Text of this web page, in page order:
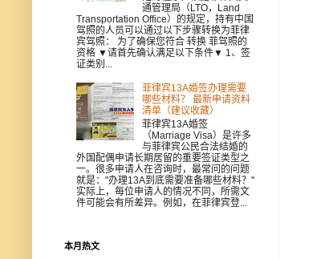
通管理局（LTO，Land
Transportation Office）的规定，持有中国
驾照的人员可以通过以下步骤转换为菲律
宾驾照： 为了确保您符合 转换 菲驾照的
资格 ▼请首先确认满足以下条件▼ 1、签
证类别...
菲律宾13A婚签办理需要
哪些材料？ 最新申请资料
清单（建议收藏）
菲律宾13A婚签
（Marriage Visa）是许多
与菲律宾公民合法结婚的
外国配偶申请长期居留的重要签证类型之
一。很多申请人在咨询时，最常问的问题
就是："办理13A到底需要准备哪些材料？"
实际上，每位申请人的情况不同，所需文
件可能会有所差异。例如，在菲律宾登...
本月热文